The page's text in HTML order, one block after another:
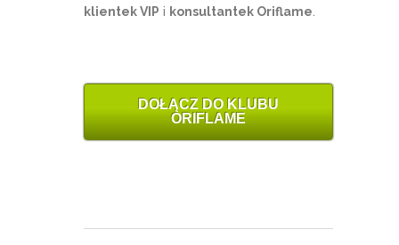
klientek VIP i konsultantek Oriflame
DOŁĄCZ DO KLUBU
ORIFLAME